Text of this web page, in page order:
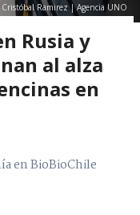
Ramirez | Agencia UNO
Rusia y
al alza
en
en BioBioChile